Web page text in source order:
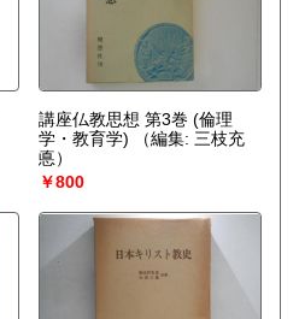
講座仏教思想 第3巻 (倫理
学・教育学)
（編集: 三枝充
悳）
￥800